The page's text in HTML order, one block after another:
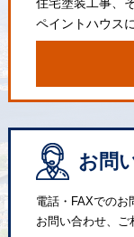
ペイントハウス
お問
電話・FAXでのお
お問い合わせ、ご